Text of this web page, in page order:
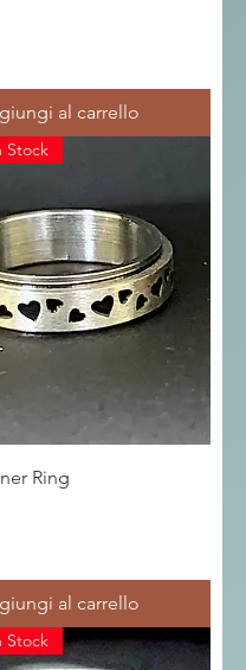
al carrello
Stock
Ring
al carrello
Stock